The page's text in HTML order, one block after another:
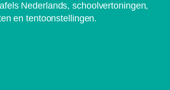
Nederlands, schoolvertoningen,
en tentoonstellingen.